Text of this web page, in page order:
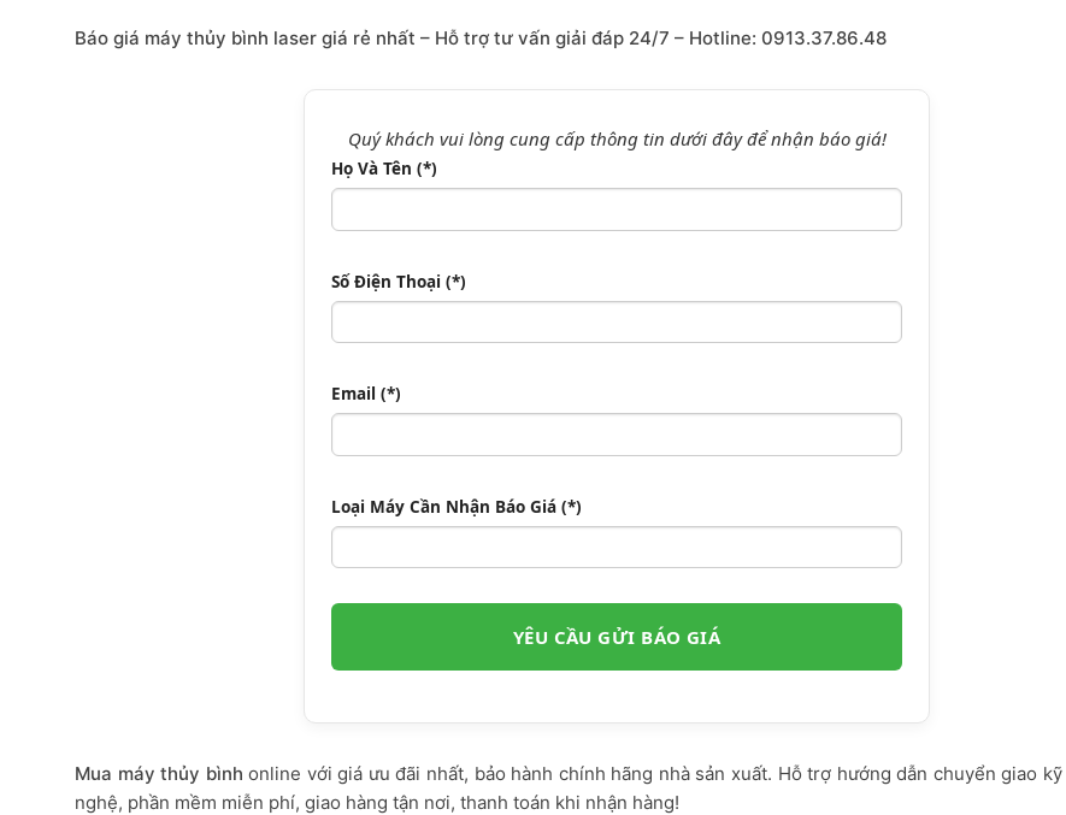
Báo giá máy thủy bình laser giá rẻ nhất – Hỗ trợ tư vấn giải đáp 24/7 – Hotline: 0913.37.86.48
Quý khách vui lòng cung cấp thông tin dưới đây để nhận báo giá!
Họ Và Tên (*)
Số Điện Thoại (*)
Email (*)
Loại Máy Cần Nhận Báo Giá (*)
Mua máy thủy bình online với giá ưu đãi nhất, bảo hành chính hãng nhà sản xuất. Hỗ trợ hướng dẫn chuyển giao
nghệ, phần mềm miễn phí, giao hàng tận nơi, thanh toán khi nhận hàng!